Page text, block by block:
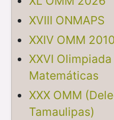
XVIII ONMAPS
XXIV OMM 2010
XXVI
Matemáticas
XXX OMM
Tamaulipas)